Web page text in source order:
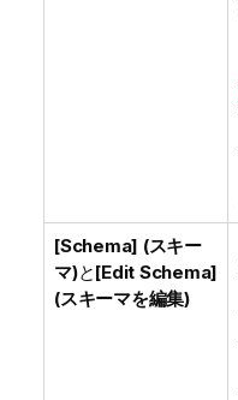
[Schema] (スキー
マ)と[Edit Schema]
(スキーマを編集)